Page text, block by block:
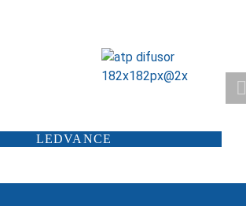
SALVI
ATP ILUMINACIÓN
CARANDINI
SCHRÉDER
SALTOKI
ILUMINIA
LEDVANCE